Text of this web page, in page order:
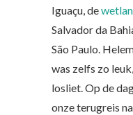
Iguaçu, de
Salvador da
São Paulo.
was zelfs zo
losliet. Op de
onze terugreis